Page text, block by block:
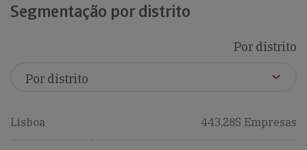
Segmentação por distrito
Por distrito
Lisboa 443,285 Empresas